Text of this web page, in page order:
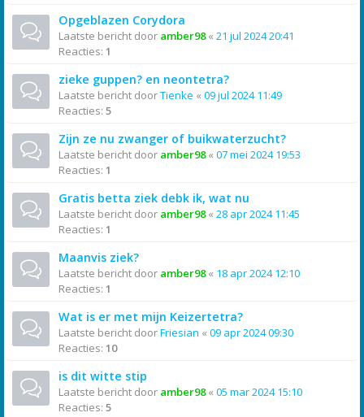
Opgeblazen Corydora
Laatste bericht door amber98« 21 jul 2024 20:41
Reacties: 1
zieke guppen? en neontetra?
Laatste bericht doorTienke « 09 jul 2024 11:49
Reacties: 5
Zijn ze nu zwanger of buikwaterzucht?
Laatste bericht door amber98« 07 mei 2024 19:53
Reacties: 1
Gratis betta ziek debk ik, wat nu
Laatste bericht door amber98« 28 apr 2024 11:45
Reacties: 1
Maanvis ziek?
Laatste bericht door amber98« 18 apr 2024 12:10
Reacties: 1
Wat is er met mijn Keizertetra?
Laatste bericht doorFriesian « 09 apr 2024 09:30
Reacties: 10
is dit witte stip
Laatste bericht door amber98« 05 mar 2024 15:10
Reacties: 5